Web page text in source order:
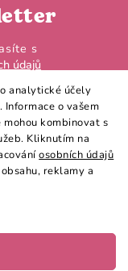
analytické účely
o vašem
kombinovat s
Kliknutím na
osobních údajů
reklamy a
s
údajů